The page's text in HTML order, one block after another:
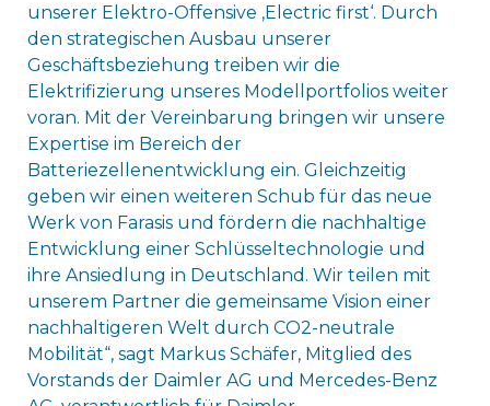
unserer Elektro-Offensive ‚Electric first‘. Durch
den strategischen Ausbau unserer
Geschäftsbeziehung treiben wir die
Elektrifizierung unseres Modellportfolios weiter
voran. Mit der Vereinbarung bringen wir unsere
Expertise im Bereich der
Batteriezellenentwicklung ein. Gleichzeitig
geben wir einen weiteren Schub für das neue
Werk von Farasis und fördern die nachhaltige
Entwicklung einer Schlüsseltechnologie und
ihre Ansiedlung in Deutschland. Wir teilen mit
unserem Partner die gemeinsame Vision einer
nachhaltigeren Welt durch CO2-neutrale
Mobilität“, sagt Markus Schäfer, Mitglied des
Vorstands der Daimler AG und Mercedes-Benz